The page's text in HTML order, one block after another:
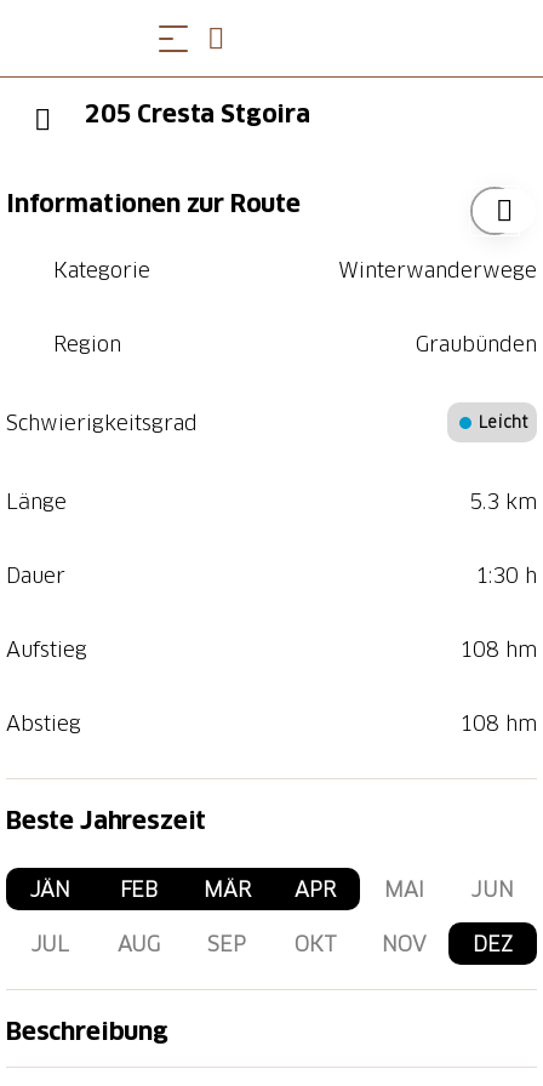
205 Cresta Stgoira
Informationen zur Route
Kategorie Winterwanderwege
Region Graubünden
Schwierigkeitsgrad Leicht
Länge 5.3 km
Dauer 1:30 h
Aufstieg 108 hm
Abstieg 108 hm
Beste Jahreszeit
JÄN FEB MÄR APR MAI JUN
JUL AUG SEP OKT NOV DEZ
Beschreibung